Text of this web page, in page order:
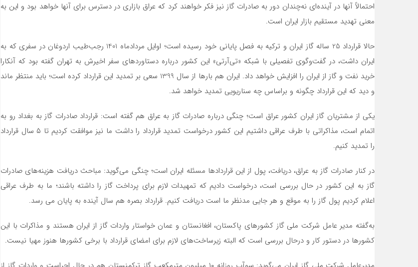
احتمالاً آنها در آینده‌ای نه‌چندان دور به صادرات گاز نیز فکر خواهند کرد که عراق بازاری در دسترس برای آنها خواهد بود و این به
معنی تهدید مستقیم بازار ایران است.
حالا قرارداد 25 ساله گاز ایران و ترکیه به فصل پایانی خود رسیده است؛ اوایل مردادماه 1401 رجب‌طیب اردوغان در سفری که به
ایران داشت، در گفت‌وگوی تفصیلی با شبکه «تی‌آرتی» این کشور درباره دستاوردهای سفر اخیرش به تهران گفته بود که آنکارا
خرید نفت و گاز از ایران را افزایش خواهد داد. ایران هم بارها از سال 1399 سعی بر تمدید این قرارداد کرده است؛ باید منتظر ماند
و دید که این قرارداد چگونه و براساس چه سناریویی تمدید خواهد شد.
یکی از مشتریان گاز ایران کشور عراق است؛ چنگی درباره صادرات گاز به عراق هم گفته است: قرارداد صادرات گاز به بغداد رو به
اتمام است، مذاکراتی با طرف عراقی داشتیم این کشور درخواست تمدید قرارداد را داشت ما نیز موافقت کردیم تا ۵ سال قرارداد
را تمدید کنیم.
در کنار صادرات گاز به عراق، دریافت، پول از این قراردادها مسئله ایران است؛ چنگی می‌گوید: مباحث‌ دریافت هزینه‌های صادرات
گاز به این کشور در حال بررسی است، درخواست دادیم که تمهیدات لازم برای پرداخت گاز را داشته باشند؛ ما به طرف عراقی
اعلام کردیم پول گاز را به موقع و هر جایی مدنظر ما است دریافت کنیم. قرارداد بصره هم سال آینده به پایان می رسد.
به‌گفته مدیر عامل شرکت ملی گاز کشورهای پاکستان، افغانستان و عمان خواستار واردات گاز از ایران هستند و مذاکرات با این
کشورها در دستور کار و درحال بررسی است که البته زیرساخت‌های لازم برای امضای قرارداد با برخی کشورها هنوز مهیا نیست.